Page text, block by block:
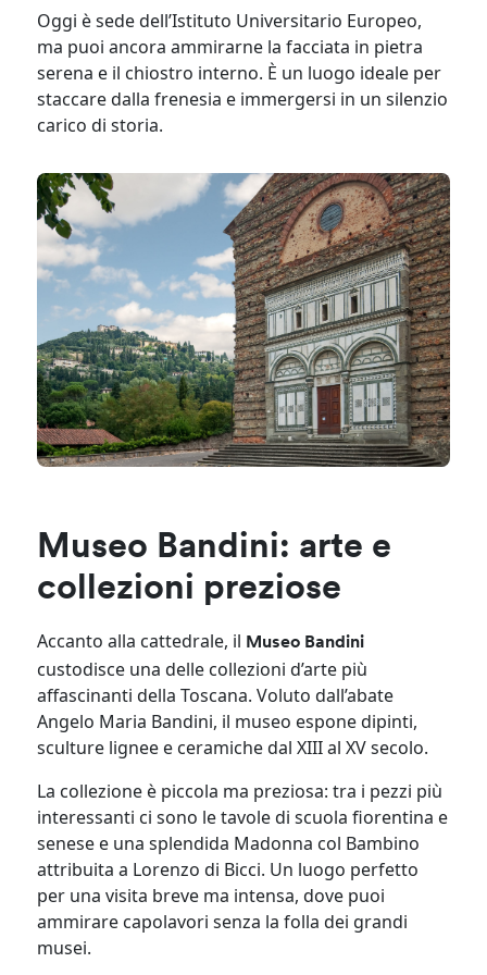
Oggi è sede dell’Istituto Universitario Europeo,
ma puoi ancora ammirarne la facciata in pietra
serena e il chiostro interno. È un luogo ideale per
staccare dalla frenesia e immergersi in un silenzio
carico di storia.
Museo Bandini: arte e
collezioni preziose
Accanto alla cattedrale, il Museo Bandini
custodisce una delle collezioni d’arte più
affascinanti della Toscana. Voluto dall’abate
Angelo Maria Bandini, il museo espone dipinti,
sculture lignee e ceramiche dal XIII al XV secolo.
La collezione è piccola ma preziosa: tra i pezzi più
interessanti ci sono le tavole di scuola fiorentina e
senese e una splendida Madonna col Bambino
attribuita a Lorenzo di Bicci. Un luogo perfetto
per una visita breve ma intensa, dove puoi
ammirare capolavori senza la folla dei grandi
musei.